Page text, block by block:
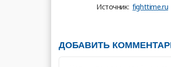
Источник: fighttime.ru
ДОБАВИТЬ